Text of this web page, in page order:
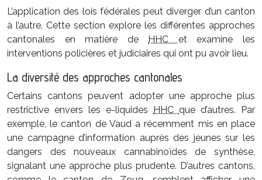
L’application des lois fédérales peut diverger d’un canton
à l’autre. Cette section explore les différentes approches
cantonales en matière de HHC et examine les
interventions policières et judiciaires qui ont pu avoir lieu.
La diversité des approches cantonales
Certains cantons peuvent adopter une approche plus
restrictive envers les e-liquides HHC que d’autres. Par
exemple, le canton de Vaud a récemment mis en place
une campagne d’information auprès des jeunes sur les
dangers des nouveaux cannabinoïdes de synthèse,
signalant une approche plus prudente. D’autres cantons,